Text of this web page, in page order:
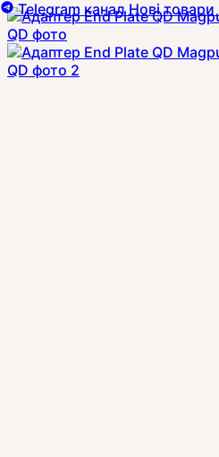
Telegram канал Нові товари